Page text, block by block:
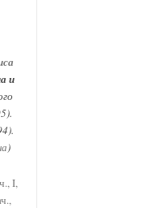
и
)
I,